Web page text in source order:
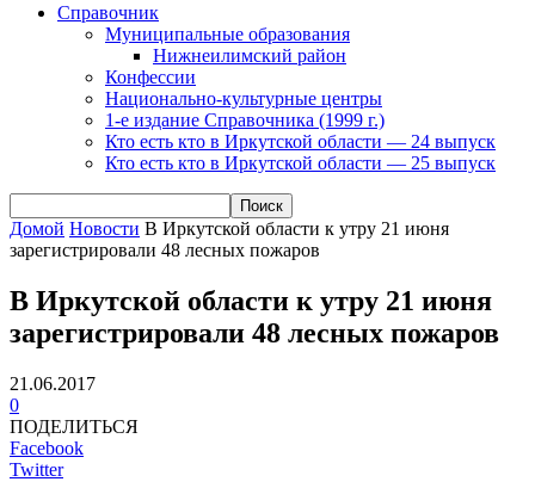
Справочник
Муниципальные образования
Нижнеилимский район
Конфессии
Национально-культурные центры
1-е издание Справочника (1999 г.)
Кто есть кто в Иркутской области — 24 выпуск
Кто есть кто в Иркутской области — 25 выпуск
Домой Новости В Иркутской области к утру 21 июня
зарегистрировали 48 лесных пожаров
В Иркутской области к утру 21 июня
зарегистрировали 48 лесных пожаров
21.06.2017
0
ПОДЕЛИТЬСЯ
Facebook
Twitter